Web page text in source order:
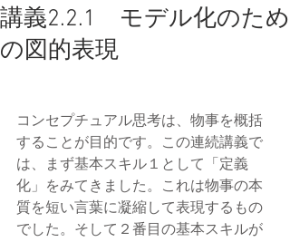
講義2.2.1 モデル化のため
の図的表現
コンセプチュアル思考は、物事を概括
することが目的です。この連続講義で
は、まず基本スキル１として「定義
化」をみてきました。これは物事の本
質を短い言葉に凝縮して表現するもの
でした。そして２番目の基本スキルが